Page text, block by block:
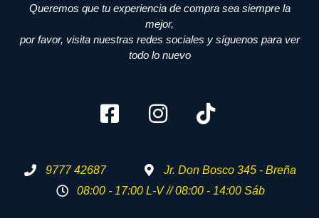
Queremos que tu experiencia de compra sea siempre la
mejor,
por favor, visita nuestras redes sociales y síguenos para ver
todo lo nuevo
9777 42687
Jr. Don Bosco 345 - Breña
08:00 - 17:00 L-V // 08:00 - 14:00 Sáb